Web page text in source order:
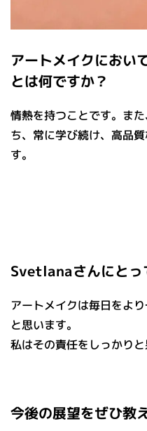
アートメイクにおい
とは何ですか？
情熱を持つことです。ま
ち、常に学び続け、高品
す。
Svetlanaさんにとっ
アートメイクは毎日をよ
と思います。
私はその責任をしっかりと
今後の展望をぜひ教